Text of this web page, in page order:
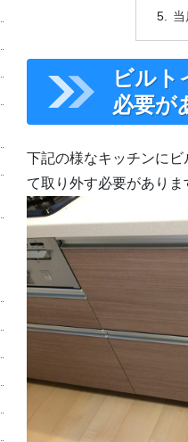
ビルト
必要が
下記の様なキッチンに
て取り外す必要がありま